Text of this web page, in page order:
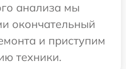
анализа мы
окончательный
и приступим
техники.